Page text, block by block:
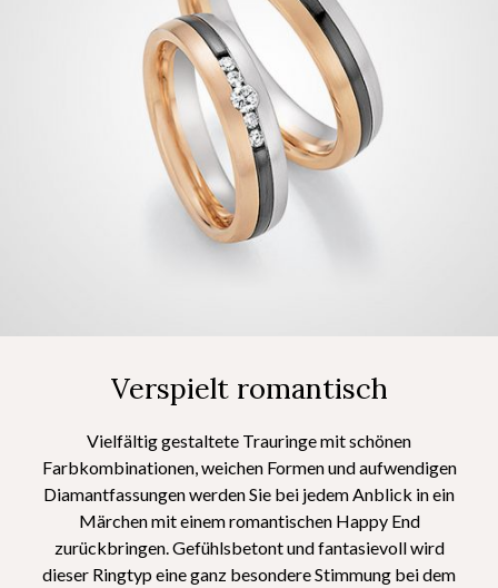
Verspielt romantisch
Vielfältig gestaltete Trauringe mit schönen
Farbkombinationen, weichen Formen und aufwendigen
Diamantfassungen werden Sie bei jedem Anblick in ein
Märchen mit einem romantischen Happy End
zurückbringen. Gefühlsbetont und fantasievoll wird
dieser Ringtyp eine ganz besondere Stimmung bei dem